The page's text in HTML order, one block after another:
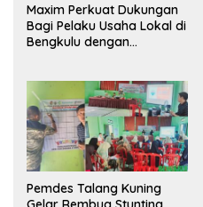
Maxim Perkuat Dukungan
Bagi Pelaku Usaha Lokal di
Bengkulu dengan
Pasar
Pemdes Talang Kuning